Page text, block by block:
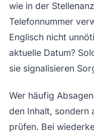
wie in der
Telefonnummer
Englisch nicht
aktuelle Datum?
sie signalisieren
Wer häufig
den Inhalt, sondern
prüfen. Bei